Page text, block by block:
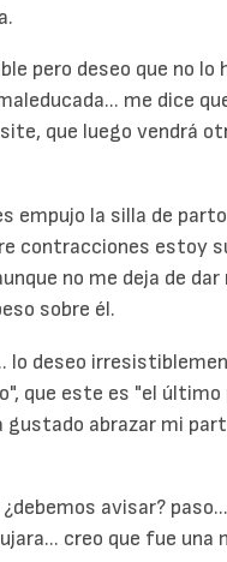
pero deseo que no
me dice
que luego vendrá
empujo la silla de
contracciones estoy
no me deja de
sobre él.
lo deseo
que este es "el
gustado abrazar mi
avisar?
creo que fue una